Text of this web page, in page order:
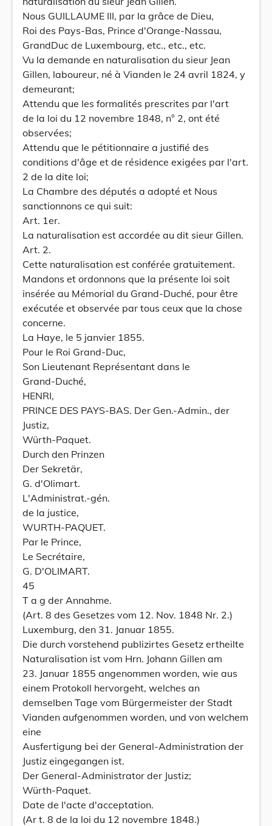
Nous GUILLAUME III, par la grâce de Dieu,
Roi des Pays-Bas, Prince d'Orange-Nassau,
GrandDuc de Luxembourg, etc., etc., etc.
Vu la demande en naturalisation du sieur Jean
Gillen, laboureur, né à Vianden le 24 avril 1824, y
demeurant;
Attendu que les formalités prescrites par l'art
de la loi du 12 novembre 1848, n° 2, ont été
observées;
Attendu que le pétitionnaire a justifié des
conditions d'âge et de résidence exigées par l'art.
2 de la dite loi;
La Chambre des députés a adopté et Nous
sanctionnons ce qui suit:
Art. 1er.
La naturalisation est accordée au dit sieur Gillen.
Art. 2.
Cette naturalisation est conférée gratuitement.
Mandons et ordonnons que la présente loi soit
insérée au Mémorial du Grand-Duché, pour être
exécutée et observée par tous ceux que la chose
concerne.
La Haye, le 5 janvier 1855.
Pour le Roi Grand-Duc,
Son Lieutenant Représentant dans le
Grand-Duché,
HENRI,
PRINCE DES PAYS-BAS. Der Gen.-Admin., der
Justiz,
Würth-Paquet.
Durch den Prinzen
Der Sekretär,
G. d'Olimart.
L'Administrat.-gén.
de la justice,
WURTH-PAQUET.
Par le Prince,
Le Secrétaire,
G. D'OLIMART.
45
T a g der Annahme.
(Art. 8 des Gesetzes vom 12. Nov. 1848 Nr. 2.)
Luxemburg, den 31. Januar 1855.
Die durch vorstehend publizirtes Gesetz ertheilte
Naturalisation ist vom Hrn. Johann Gillen am
23. Januar 1855 angenommen worden, wie aus
einem Protokoll hervorgeht, welches an
demselben Tage vom Bürgermeister der Stadt
Vianden aufgenommen worden, und von welchem
eine
Ausfertigung bei der General-Administration der
Justiz eingegangen ist.
Der General-Administrator der Justiz;
Würth-Paquet.
Date de l'acte d'acceptation.
(Ar t. 8 de la loi du 12 novembre 1848.)